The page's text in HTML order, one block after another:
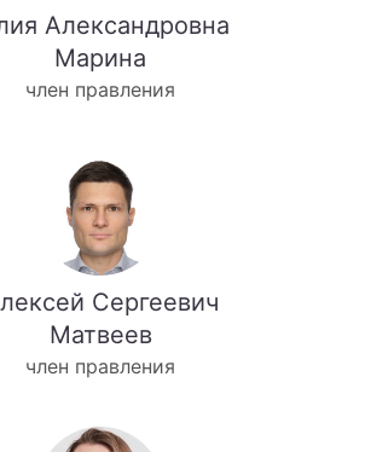
Александровна
Марина
член правления
Сергеевич
Матвеев
член правления